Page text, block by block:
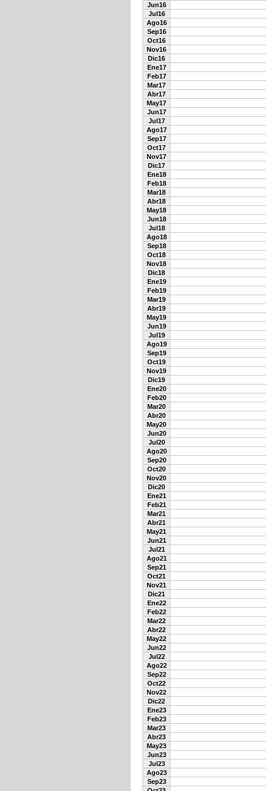
Jun16
Jul16
Ago16
Sep16
Oct16
Nov16
Dic16
Ene17
Feb17
Mar17
Abr17
May17
Jun17
Jul17
Ago17
Sep17
Oct17
Nov17
Dic17
Ene18
Feb18
Mar18
Abr18
May18
Jun18
Jul18
Ago18
Sep18
Oct18
Nov18
Dic18
Ene19
Feb19
Mar19
Abr19
May19
Jun19
Jul19
Ago19
Sep19
Oct19
Nov19
Dic19
Ene20
Feb20
Mar20
Abr20
May20
Jun20
Jul20
Ago20
Sep20
Oct20
Nov20
Dic20
Ene21
Feb21
Mar21
Abr21
May21
Jun21
Jul21
Ago21
Sep21
Oct21
Nov21
Dic21
Ene22
Feb22
Mar22
Abr22
May22
Jun22
Jul22
Ago22
Sep22
Oct22
Nov22
Dic22
Ene23
Feb23
Mar23
Abr23
May23
Jun23
Jul23
Ago23
Sep23